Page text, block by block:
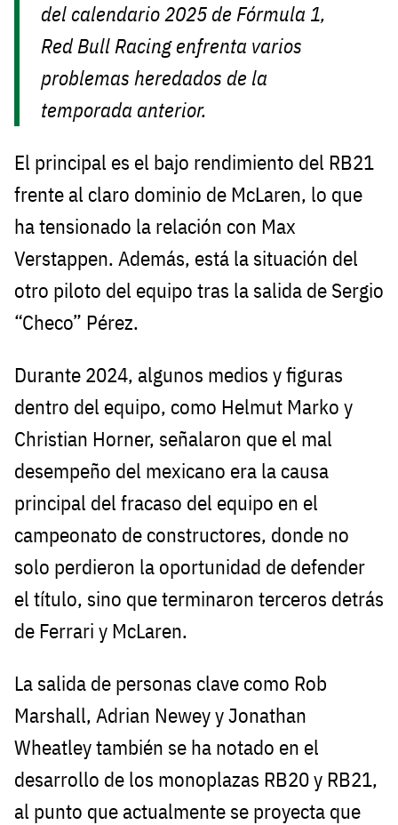
del calendario 2025 de Fórmula 1,
Red Bull Racing enfrenta varios
problemas heredados de la
temporada anterior.
El principal es el bajo rendimiento del RB21
frente al claro dominio de McLaren, lo que
ha tensionado la relación con Max
Verstappen. Además, está la situación del
otro piloto del equipo tras la salida de Sergio
“Checo” Pérez.
Durante 2024, algunos medios y figuras
dentro del equipo, como Helmut Marko y
Christian Horner, señalaron que el mal
desempeño del mexicano era la causa
principal del fracaso del equipo en el
campeonato de constructores, donde no
solo perdieron la oportunidad de defender
el título, sino que terminaron terceros detrás
de Ferrari y McLaren.
La salida de personas clave como Rob
Marshall, Adrian Newey y Jonathan
Wheatley también se ha notado en el
desarrollo de los monoplazas RB20 y RB21,
al punto que actualmente se proyecta que